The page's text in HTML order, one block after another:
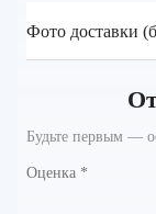
Фото доставки
Будьте первым —
Оценка *